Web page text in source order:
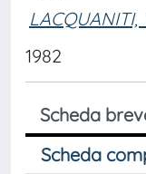
LACQUANITI,
1982
Scheda
Scheda